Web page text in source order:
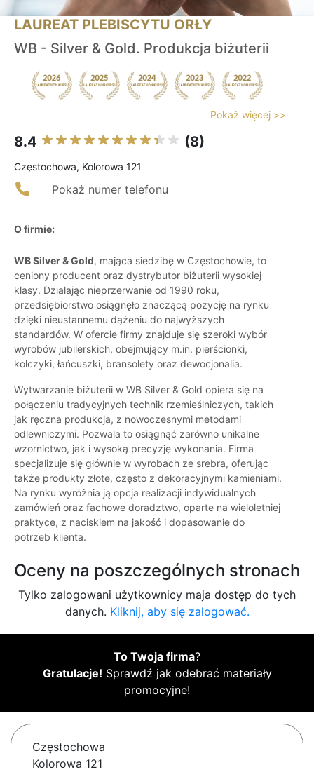
LAUREAT PLEBISCYTU ORŁY
WB - Silver & Gold. Produkcja biżuterii
Pokaż więcej >>
8.4 (8)
Częstochowa, Kolorowa 121
Pokaż numer telefonu
O firmie:
WB Silver & Gold, mająca siedzibę w Częstochowie, to
ceniony producent oraz dystrybutor biżuterii wysokiej
klasy. Działając nieprzerwanie od 1990 roku,
przedsiębiorstwo osiągnęło znaczącą pozycję na rynku
dzięki nieustannemu dążeniu do najwyższych
standardów. W ofercie firmy znajduje się szeroki wybór
wyrobów jubilerskich, obejmujący m.in. pierścionki,
kolczyki, łańcuszki, bransolety oraz dewocjonalia.
Wytwarzanie biżuterii w WB Silver & Gold opiera się na
połączeniu tradycyjnych technik rzemieślniczych, takich
jak ręczna produkcja, z nowoczesnymi metodami
odlewniczymi. Pozwala to osiągnąć zarówno unikalne
wzornictwo, jak i wysoką precyzję wykonania. Firma
specjalizuje się głównie w wyrobach ze srebra, oferując
także produkty złote, często z dekoracyjnymi kamieniami.
Na rynku wyróżnia ją opcja realizacji indywidualnych
zamówień oraz fachowe doradztwo, oparte na wieloletniej
praktyce, z naciskiem na jakość i dopasowanie do
potrzeb klienta.
Oceny na poszczególnych stronach
Tylko zalogowani użytkownicy maja dostęp do tych
danych. Kliknij, aby się zalogować.
To Twoja firma?
Gratulacje! Sprawdź jak odebrać materiały
promocyjne!
Częstochowa
Kolorowa 121